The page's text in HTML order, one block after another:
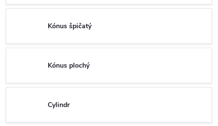
Kónus špičatý
Kónus plochý
Cylindr